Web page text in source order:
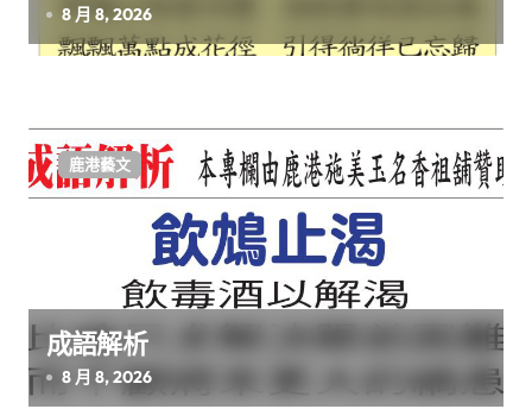
8 月 8, 2026
鹿港藝文
成語解析
8 月 8, 2026